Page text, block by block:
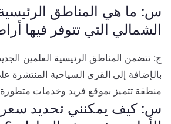
س: ما هي المناطق
الشمالي التي تتوفر فيها
ج: تتضمن المناطق الرئيسية العلمين
بالإضافة إلى القرى السياحية
منطقة تتميز بموقع فريد وخدمات
س: كيف يمكنني تحديد سعر